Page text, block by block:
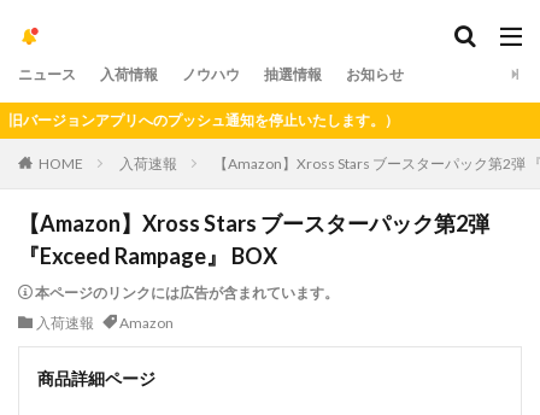
ニュース 入荷情報 ノウハウ 抽選情報 お知らせ
ョンアプリへのプッシュ通知を停止いたします。）
HOME 入荷速報 【Amazon】Xross Stars ブースターパック第2弾
【Amazon】Xross Stars ブースターパック第2弾
『Exceed Rampage』 BOX
本ページのリンクには広告が含まれています。
入荷速報
Amazon
商品詳細ページ